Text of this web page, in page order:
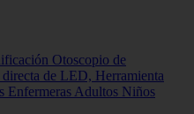
Otoscopio de
de LED, Herramienta
Enfermeras Adultos Niños